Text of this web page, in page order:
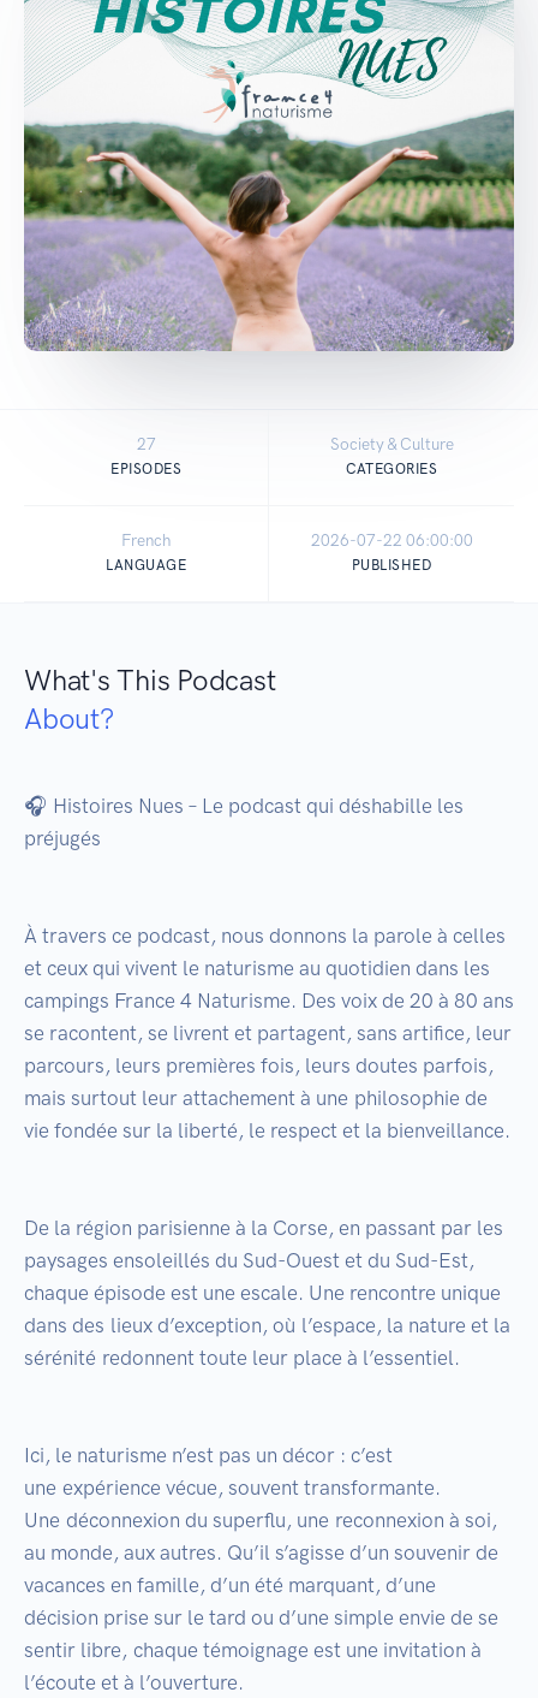
27
EPISODES
Society & Culture
CATEGORIES
French
LANGUAGE
2026-07-22 06:00:00
PUBLISHED
What's This Podcast
About?
🎧 Histoires Nues – Le podcast qui déshabille les
préjugés
À travers ce podcast, nous donnons la parole à celles
et ceux qui vivent le naturisme au quotidien dans les
campings France 4 Naturisme. Des voix de 20 à 80 ans
se racontent, se livrent et partagent, sans artifice, leur
parcours, leurs premières fois, leurs doutes parfois,
mais surtout leur attachement à une philosophie de
vie fondée sur la liberté, le respect et la bienveillance.
De la région parisienne à la Corse, en passant par les
paysages ensoleillés du Sud-Ouest et du Sud-Est,
chaque épisode est une escale. Une rencontre unique
dans des lieux d’exception, où l’espace, la nature et la
sérénité redonnent toute leur place à l’essentiel.
Ici, le naturisme n’est pas un décor : c’est
une expérience vécue, souvent transformante.
Une déconnexion du superflu, une reconnexion à soi,
au monde, aux autres. Qu’il s’agisse d’un souvenir de
vacances en famille, d’un été marquant, d’une
décision prise sur le tard ou d’une simple envie de se
sentir libre, chaque témoignage est une invitation à
l’écoute et à l’ouverture.